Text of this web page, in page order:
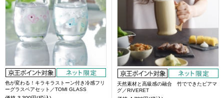
色が変わる！キラキラストーン付き冷感フリ
ーグラスペアセット／TOMI GLASS
天然素材と高級感の融合 竹でできたビアマ
グ／RIVERET